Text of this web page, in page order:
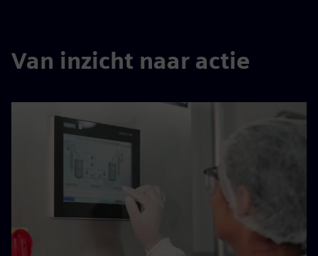
Van inzicht naar actie